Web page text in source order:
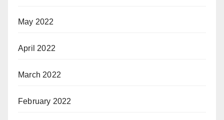
May 2022
April 2022
March 2022
February 2022